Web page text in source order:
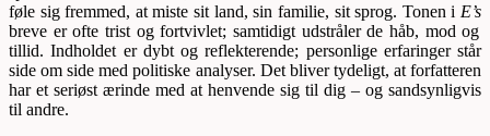
føle sig fremmed, at miste sit land, sin familie, sit sprog. Tonen i E’s
breve er ofte trist og fortvivlet; samtidigt udstråler de håb, mod og
tillid. Indholdet er dybt og reflekterende; personlige erfaringer står
side om side med politiske analyser. Det bliver tydeligt, at forfatteren
har et seriøst ærinde med at henvende sig til dig – og sandsynligvis
til andre.